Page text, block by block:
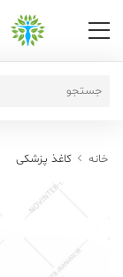
خانه کاغذ پزشکی